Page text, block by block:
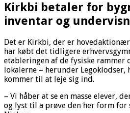
Kirkbi betaler for
inventar og
Det er Kirkbi, der er hovedaktionær
har købt det tidligere
etableringen af de fysiske rammer
lokalerne – herunder Legoklodser,
kommer til at leje sig ind.
– Vi håber at se en masse elever,
og lyst til a prøve den her form for